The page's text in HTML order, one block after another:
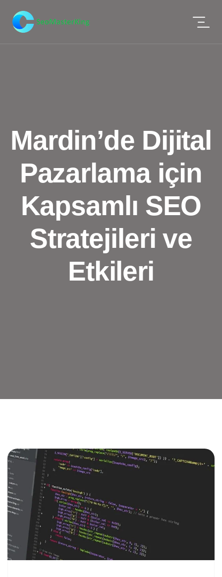
Mardin’de Dijital
Pazarlama için
Kapsamlı SEO
Stratejileri ve
Etkileri